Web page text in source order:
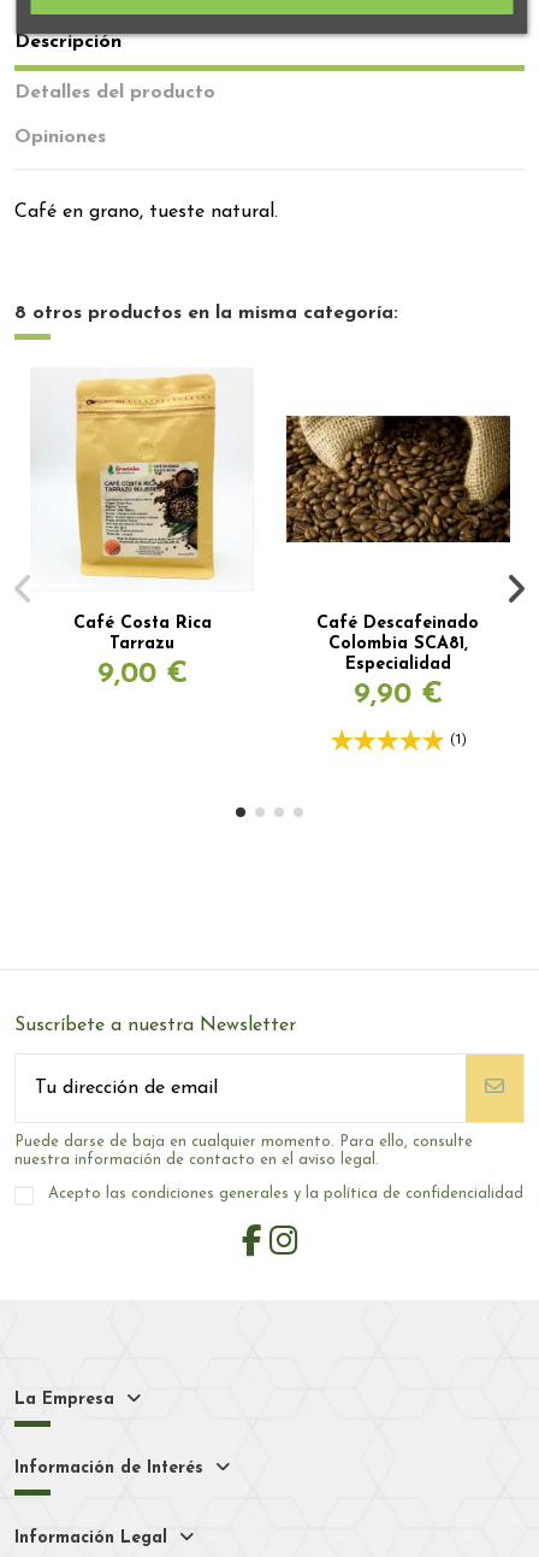
Descripción
Detalles del producto
Opiniones
Café en grano, tueste natural.
8 otros productos en la misma categoría:
Café Costa Rica
Tarrazu
9,00 €
Café Descafeinado
Colombia SCA81,
Especialidad
9,90 €
(1)
Suscríbete a nuestra Newsletter
Puede darse de baja en cualquier momento. Para ello, consulte
nuestra información de contacto en el aviso legal.
Acepto las condiciones generales y la política de confidencialidad
La Empresa
Información de Interés
Información Legal